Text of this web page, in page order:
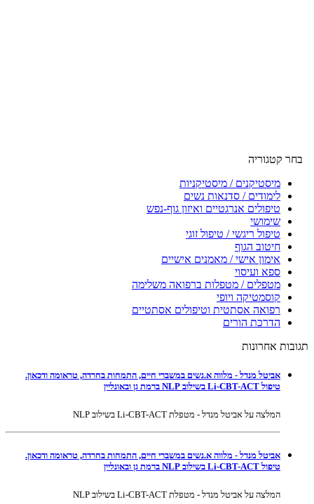
בחר קטגוריה
מיסטיקנים / מיסטיקניות
לימודים / סדנאות נשים
טיפולים אנרגטיים ואיזון גוף-נפש
שימושי
טיפול ריגשי / טיפול זוגי
חיטוב הגוף
אימון אישי / מאמנים אישיים
ספא ועיסוי
מטפלים / מטפלות ברפואה משלימה
קוסמטיקה ויופי
רפואה אסתטית וטיפולים אסתטיים
הדרכת הורים
תגובות אחרונות
אביטל מנדל - מלווה א.נשים במשברי חיים, התמחות בחרדה, טראומה ודכאון.
טיפול Li-CBT-ACT בשילוב NLP ברמת גן ובאונליין
המלצה על אביטל מנדל - מטפלת Li-CBT-ACT בשילוב NLP
אביטל מנדל - מלווה א.נשים במשברי חיים, התמחות בחרדה, טראומה ודכאון.
טיפול Li-CBT-ACT בשילוב NLP ברמת גן ובאונליין
המלצה על אביטל מנדל - מטפלת Li-CBT-ACT בשילוב NLP